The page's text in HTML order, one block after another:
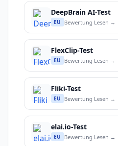
DeepBrain AI-Test
EU Bewertung Lesen →
FlexClip-Test
EU Bewertung Lesen →
Fliki-Test
EU Bewertung Lesen →
elai.io-Test
EU Bewertung Lesen →